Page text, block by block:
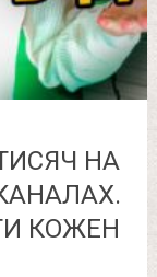
НА
КОЖЕН